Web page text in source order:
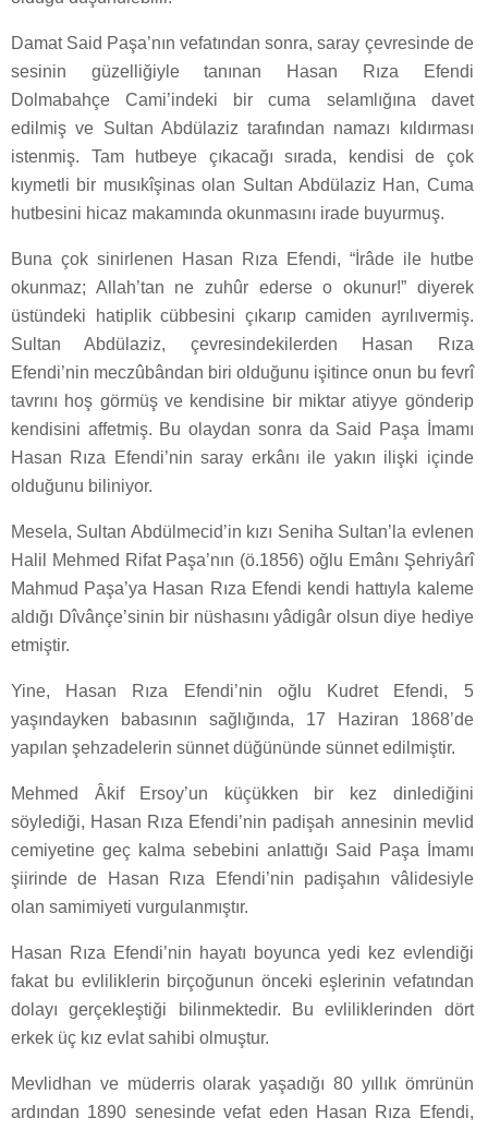
Damat Said Paşa’nın vefatından sonra, saray çevresinde de
sesinin güzelliğiyle tanınan Hasan Rıza Efendi
Dolmabahçe Cami’indeki bir cuma selamlığına davet
edilmiş ve Sultan Abdülaziz tarafından namazı kıldırması
istenmiş. Tam hutbeye çıkacağı sırada, kendisi de çok
kıymetli bir musıkîşinas olan Sultan Abdülaziz Han, Cuma
hutbesini hicaz makamında okunmasını irade buyurmuş.
Buna çok sinirlenen Hasan Rıza Efendi, “İrâde ile hutbe
okunmaz; Allah’tan ne zuhûr ederse o okunur!” diyerek
üstündeki hatiplik cübbesini çıkarıp camiden ayrılıvermiş.
Sultan Abdülaziz, çevresindekilerden Hasan Rıza
Efendi’nin meczûbândan biri olduğunu işitince onun bu fevrî
tavrını hoş görmüş ve kendisine bir miktar atiyye gönderip
kendisini affetmiş. Bu olaydan sonra da Said Paşa İmamı
Hasan Rıza Efendi’nin saray erkânı ile yakın ilişki içinde
olduğunu biliniyor.
Mesela, Sultan Abdülmecid’in kızı Seniha Sultan’la evlenen
Halil Mehmed Rifat Paşa’nın (ö.1856) oğlu Emân­ı Şehriyârî
Mahmud Paşa’ya Hasan Rıza Efendi kendi hattıyla kaleme
aldığı Dîvânçe’sinin bir nüshasını yâdigâr olsun diye hediye
etmiştir.
Yine, Hasan Rıza Efendi’nin oğlu Kudret Efendi, 5
yaşındayken babasının sağlığında, 17 Haziran 1868’de
yapılan şehzadelerin sünnet düğününde sünnet edilmiştir.
Mehmed Âkif Ersoy’un küçükken bir kez dinlediğini
söylediği, Hasan Rıza Efendi’nin padişah annesinin mevlid
cemiyetine geç kalma sebebini anlattığı Said Paşa İmamı
şiirinde de Hasan Rıza Efendi’nin padişahın vâlidesiyle
olan samimiyeti vurgulanmıştır.
Hasan Rıza Efendi’nin hayatı boyunca yedi kez evlendiği
fakat bu evliliklerin birçoğunun önceki eşlerinin vefatından
dolayı gerçekleştiği bilinmektedir. Bu evliliklerinden dört
erkek üç kız evlat sahibi olmuştur.
Mevlidhan ve müderris olarak yaşadığı 80 yıllık ömrünün
ardından 1890 senesinde vefat eden Hasan Rıza Efendi,